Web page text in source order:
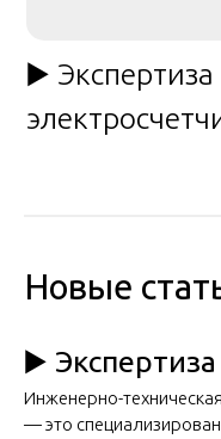
▶️ Экспертиза
Новые
▶️
Инженерно-
— это